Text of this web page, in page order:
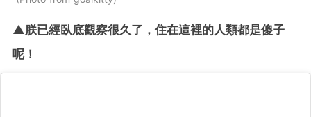
▲朕已經臥底觀察很久了，住在這裡的人類都是傻子
呢！